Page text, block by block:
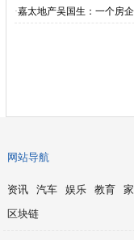
·嘉太地产吴国生：一个房
网站导航
资讯 汽车 娱乐 教育
区块链